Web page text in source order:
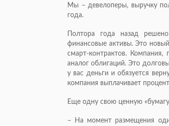
Мы – девелоперы, выручку
года.
Полтора года назад
финансовые активы. Это
смарт-контрактов.
аналог облигаций. Это
у вас деньги и обязуется
компания выплачивает
Еще одну свою ценную
– На момент размещения